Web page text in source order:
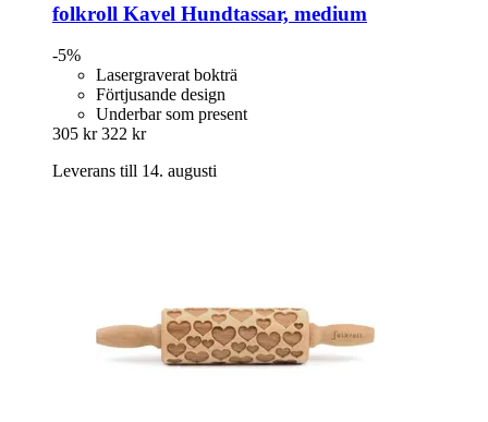
folkroll Kavel Hundtassar, medium
-5%
Lasergraverat bokträ
Förtjusande design
Underbar som present
305 kr 322 kr
Leverans till 14. augusti